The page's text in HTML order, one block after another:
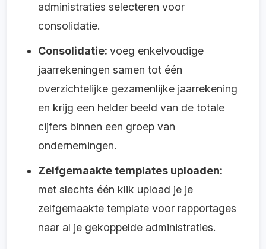
administraties selecteren voor
consolidatie.
Consolidatie: voeg enkelvoudige
jaarrekeningen samen tot één
overzichtelijke gezamenlijke jaarrekening
en krijg een helder beeld van de totale
cijfers binnen een groep van
ondernemingen.
Zelfgemaakte templates uploaden:
met slechts één klik upload je je
zelfgemaakte template voor rapportages
naar al je gekoppelde administraties.